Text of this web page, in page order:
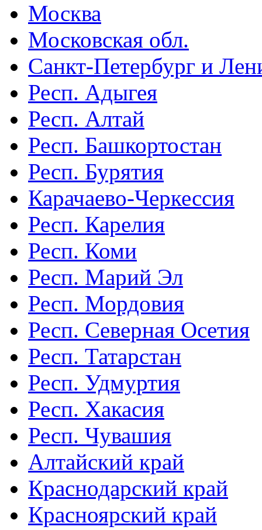
Москва
Московская обл.
Санкт-Петербург и
Респ. Адыгея
Респ. Алтай
Респ. Башкортостан
Респ. Бурятия
Карачаево-Черкессия
Респ. Карелия
Респ. Коми
Респ. Марий Эл
Респ. Мордовия
Респ. Северная Осетия
Респ. Татарстан
Респ. Удмуртия
Респ. Хакасия
Респ. Чувашия
Алтайский край
Краснодарский край
Красноярский край